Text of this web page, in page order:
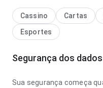
Cassino Cartas
Esportes
Segurança dos dados
Sua segurança começa